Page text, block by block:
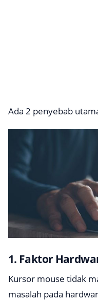
Ada 2 penyebab
1. Faktor
Kursor mouse tidak
masalah pada